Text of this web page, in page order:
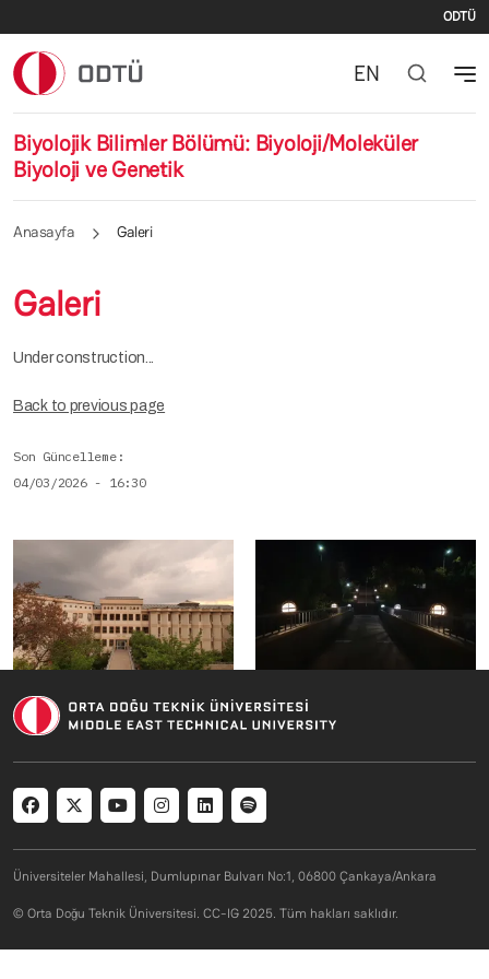
ODTÜ
Biyolojik Bilimler Bölümü: Biyoloji/Moleküler
Biyoloji ve Genetik
EN
Anasayfa Galeri
Galeri
Under construction...
Back to previous page
Son Güncelleme
04/03/2026 - 16:30
Social menu
Üniversiteler Mahallesi, Dumlupınar Bulvarı No:1, 06800 Çankaya/Ankara
© Orta Doğu Teknik Üniversitesi. CC-IG 2025. Tüm hakları saklıdır.